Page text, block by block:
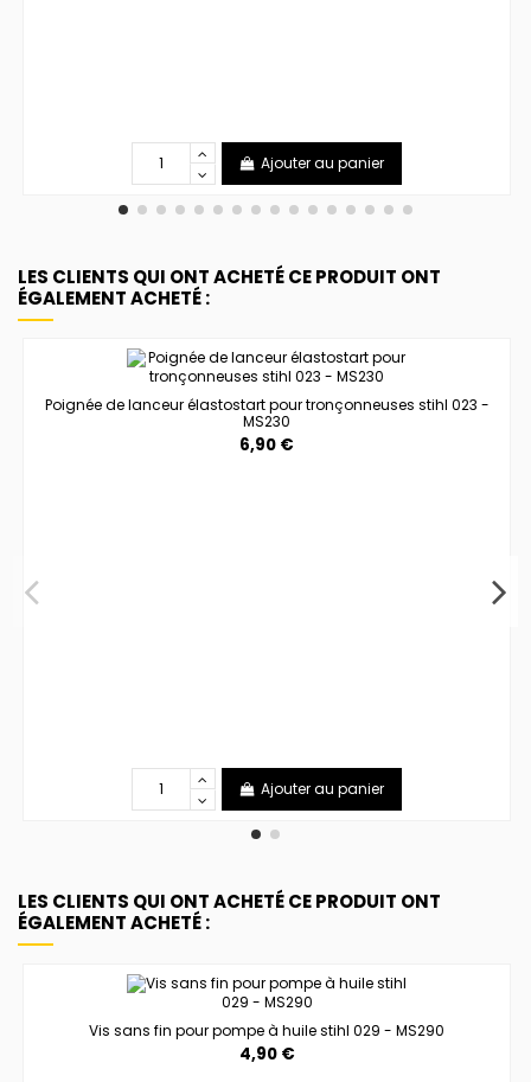
Ajouter au panier
LES CLIENTS QUI ONT ACHETÉ CE PRODUIT ONT
ÉGALEMENT ACHETÉ :
Poignée de lanceur élastostart pour tronçonneuses stihl 023 -
MS230
6,90 €
Ajouter au panier
LES CLIENTS QUI ONT ACHETÉ CE PRODUIT ONT
ÉGALEMENT ACHETÉ :
Vis sans fin pour pompe à huile stihl 029 - MS290
4,90 €